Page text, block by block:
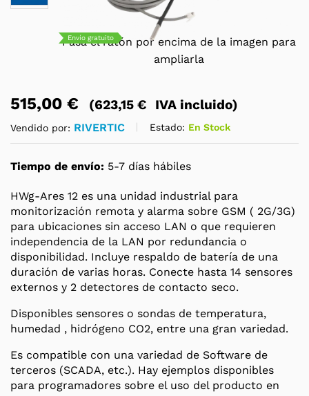
Pasa el ratón por encima de la imagen para
ampliarla
Envío gratuito
515,00 € (623,15 € IVA incluido)
Vendido por: RIVERTIC Estado: En Stock
Tiempo de envío: 5-7 días hábiles
HWg-Ares 12 es una unidad industrial para
monitorización remota y alarma sobre GSM ( 2G/3G)
para ubicaciones sin acceso LAN o que requieren
independencia de la LAN por redundancia o
disponibilidad. Incluye respaldo de batería de una
duración de varias horas. Conecte hasta 14 sensores
externos y 2 detectores de contacto seco.
Disponibles sensores o sondas de temperatura,
humedad , hidrógeno CO2, entre una gran variedad.
Es compatible con una variedad de Software de
terceros (SCADA, etc.). Hay ejemplos disponibles
para programadores sobre el uso del producto en